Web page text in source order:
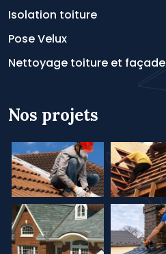
Isolation toiture
Pose Velux
Nettoyage toiture et façade
Nos projets